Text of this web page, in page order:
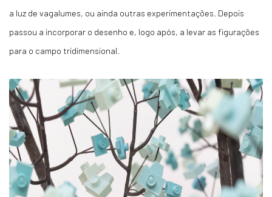
a luz de vagalumes, ou ainda outras experimentações. Depois
passou a incorporar o desenho e, logo após, a levar as figurações
para o campo tridimensional.